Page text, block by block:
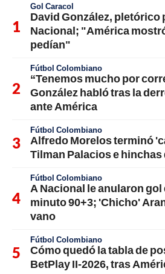
Gol Caracol
David González,
Nacional; "América
pedían"
Fútbol Colombiano
“Tenemos mucho por
González habló tras la
ante América
Fútbol Colombiano
Alfredo Morelos terminó
Tilman Palacios e hinchas
Fútbol Colombiano
A Nacional le anularon
minuto 90+3; 'Chicho'
vano
Fútbol Colombiano
Cómo quedó la tabla de
BetPlay II-2026, tras